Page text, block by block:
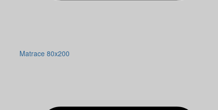
Matrace 80x200